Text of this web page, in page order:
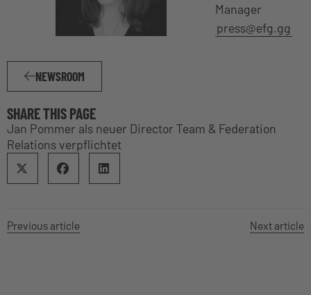
Manager
press@efg.gg
NEWSROOM
SHARE THIS PAGE
Jan Pommer als neuer Director Team & Federation
Relations verpflichtet
Previous article Next article